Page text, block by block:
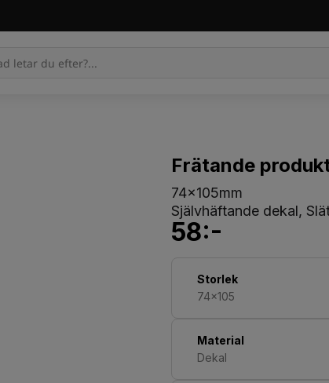
Frätande
74x105mm
Självhäftande dekal,
58:-
Storlek
74x105
Material
Dekal